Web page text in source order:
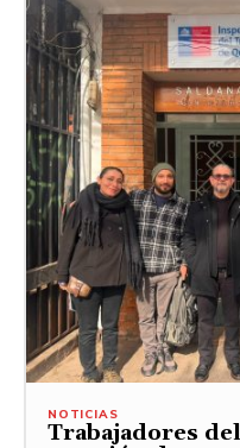
NOTICIAS
Trabajadores